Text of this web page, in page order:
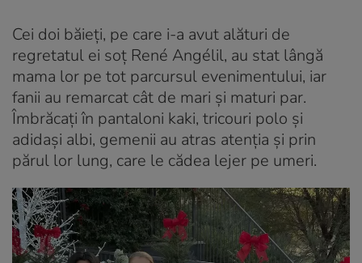
Cei doi băieți, pe care i-a avut alături de
regretatul ei soț René Angélil, au stat lângă
mama lor pe tot parcursul evenimentului, iar
fanii au remarcat cât de mari și maturi par.
Îmbrăcați în pantaloni kaki, tricouri polo și
adidași albi, gemenii au atras atenția și prin
părul lor lung, care le cădea lejer pe umeri.